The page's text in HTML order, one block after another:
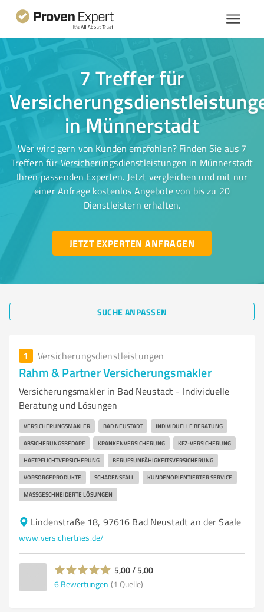
7 Treffer für
in Münnerstadt
Wer wird gern von Kunden empfohlen? Finden Sie aus 7
Treffern für Versicherungsdienstleistungen in Münnerstadt
Ihren passenden Experten. Jetzt vergleichen und mit nur
einer Anfrage kostenlos Angebote von bis zu 20
Dienstleistern erhalten.
JETZT EXPERTEN ANFRAGEN
SUCHE ANPASSEN
1 Versicherungsdienstleistungen
Rahm & Partner Versicherungsmakler
Versicherungsmakler in Bad Neustadt - Individuelle
Beratung und Lösungen
VERSICHERUNGSMAKLER BAD NEUSTADT INDIVIDUELLE BERATUNG
ABSICHERUNGSBEDARF KRANKENVERSICHERUNG KFZ-VERSICHERUNG
HAFTPFLICHTVERSICHERUNG BERUFSUNFÄHIGKEITSVERSICHERUNG
VORSORGEPRODUKTE SCHADENSFALL KUNDENORIENTIERTER SERVICE
MASSGESCHNEIDERTE LÖSUNGEN
Lindenstraße 18, 97616 Bad Neustadt an der Saale
www.versichertnes.de/
5,00 / 5,00
6 Bewertungen (1 Quelle)